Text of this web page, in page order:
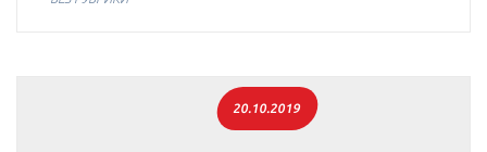
20.10.2019